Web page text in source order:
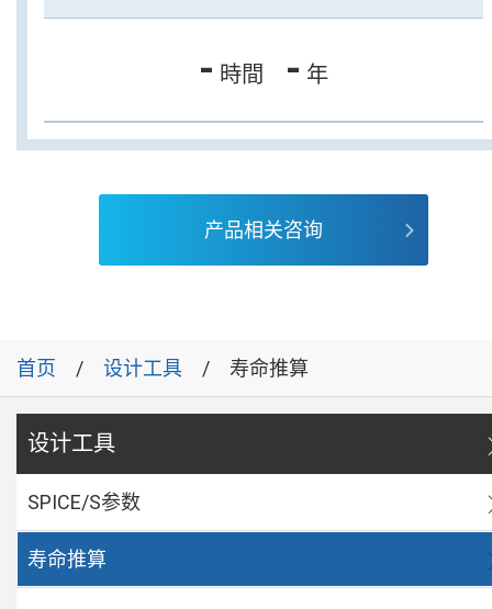
- 時間 - 年
产品相关咨询
首页 设计工具 寿命推算
设计工具
SPICE/S参数
寿命推算